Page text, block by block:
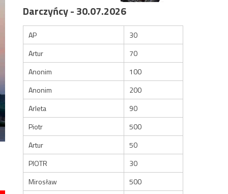
Darczyńcy - 30.07.2026
AP
30
Artur
70
Anonim
100
Anonim
200
Arleta
90
Piotr
500
Artur
50
PIOTR
30
Mirosław
500